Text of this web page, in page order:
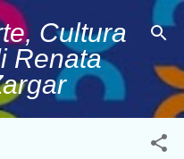
principaliCultura
Renata